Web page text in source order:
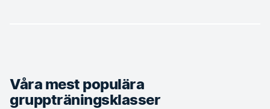
Våra mest populära
gruppträningsklasser